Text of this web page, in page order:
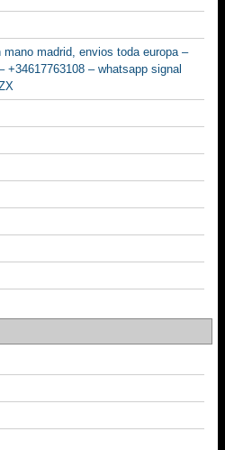
madrid, envios toda europa –
+34617763108 – whatsapp signal